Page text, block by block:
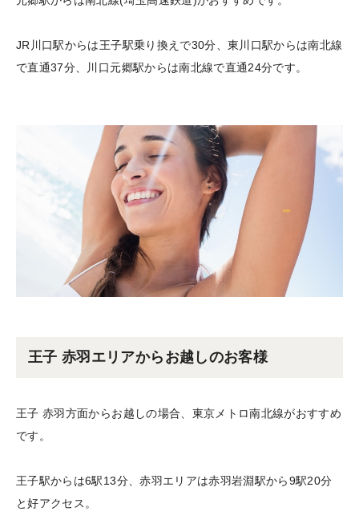
JR川口駅からは王子駅乗り換えで30分、東川口駅からは南北線
で直通37分、川口元郷駅からは南北線で直通24分です。
王子 赤羽エリアからお越しのお客様
王子 赤羽方面からお越しの場合、東京メトロ南北線がおすすめ
です。
王子駅からは6駅13分、赤羽エリアは赤羽岩淵駅から9駅20分
と好アクセス。